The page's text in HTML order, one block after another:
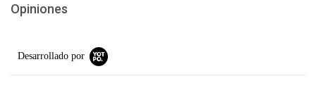
Opiniones
Desarrollado por